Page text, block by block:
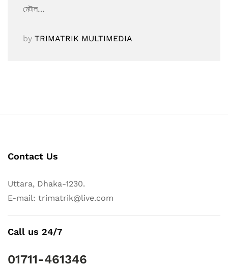
মেটাল…
by TRIMATRIK MULTIMEDIA
Contact Us
Uttara, Dhaka-1230.
E-mail: trimatrik@live.com
Call us 24/7
01711-461346